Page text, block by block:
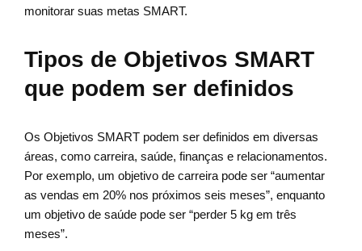
monitorar suas metas SMART.
Tipos de Objetivos SMART
que podem ser definidos
Os Objetivos SMART podem ser definidos em diversas
áreas, como carreira, saúde, finanças e relacionamentos.
Por exemplo, um objetivo de carreira pode ser “aumentar
as vendas em 20% nos próximos seis meses”, enquanto
um objetivo de saúde pode ser “perder 5 kg em três
meses”.